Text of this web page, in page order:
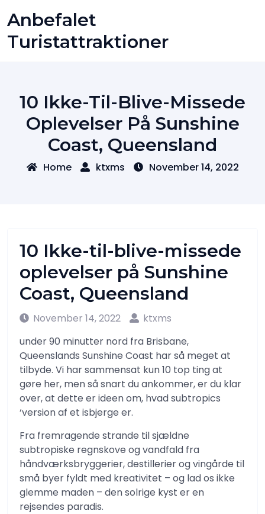
to
content
Anbefalet
Turistattraktioner
10 Ikke-Til-Blive-Missede
Oplevelser På Sunshine
Coast, Queensland
Home ktxms November 14, 2022
10 Ikke-til-blive-missede
oplevelser på Sunshine
Coast, Queensland
November 14, 2022
ktxms
under 90 minutter nord fra Brisbane,
Queenslands Sunshine Coast har så meget at
tilbyde. Vi har sammensat kun 10 top ting at
gøre her, men så snart du ankommer, er du klar
over, at dette er ideen om, hvad subtropics
‘version af et isbjerge er.
Fra fremragende strande til sjældne
subtropiske regnskove og vandfald fra
håndværksbryggerier, destillerier og vingårde til
små byer fyldt med kreativitet – og lad os ikke
glemme maden – den solrige kyst er en
rejsendes paradis.